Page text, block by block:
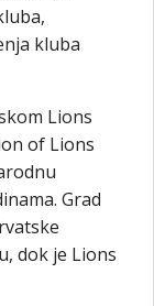
kluba
Lions
of Lions
Grad
dok je Lions